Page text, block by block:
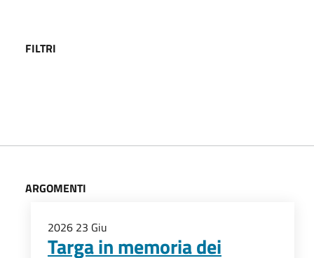
FILTRI
ARGOMENTI
2026 23 Giu
Targa in memoria dei